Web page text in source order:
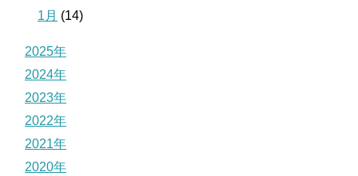
1月 (14)
2025年
2024年
2023年
2022年
2021年
2020年